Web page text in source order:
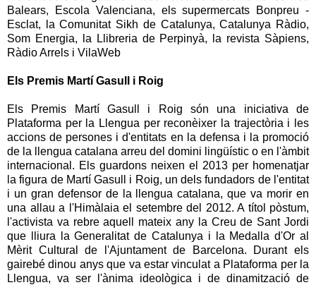
Balears, Escola Valenciana, els supermercats Bonpreu -
Esclat, la Comunitat Sikh de Catalunya, Catalunya Ràdio,
Som Energia, la Llibreria de Perpinyà, la revista Sàpiens,
Ràdio Arrels i VilaWeb
Els Premis Martí Gasull i Roig
Els Premis Martí Gasull i Roig són una iniciativa de
Plataforma per la Llengua per reconèixer la trajectòria i les
accions de persones i d'entitats en la defensa i la promoció
de la llengua catalana arreu del domini lingüístic o en l'àmbit
internacional. Els guardons neixen el 2013 per homenatjar
la figura de Martí Gasull i Roig, un dels fundadors de l'entitat
i un gran defensor de la llengua catalana, que va morir en
una allau a l'Himàlaia el setembre del 2012. A títol pòstum,
l'activista va rebre aquell mateix any la Creu de Sant Jordi
que lliura la Generalitat de Catalunya i la Medalla d'Or al
Mèrit Cultural de l'Ajuntament de Barcelona. Durant els
gairebé dinou anys que va estar vinculat a Plataforma per la
Llengua, va ser l'ànima ideològica i de dinamització de